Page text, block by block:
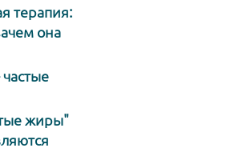
терапия:
она
жиры"